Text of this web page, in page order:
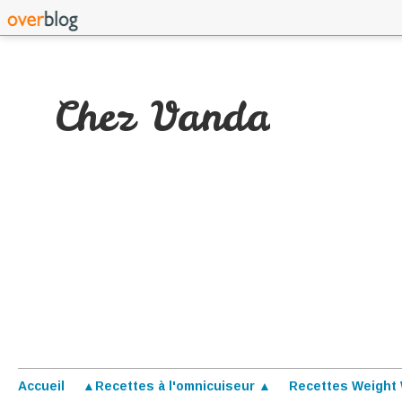
Chez Vanda
Accueil ▲Recettes à l'omnicuiseur ▲ Recettes Weight